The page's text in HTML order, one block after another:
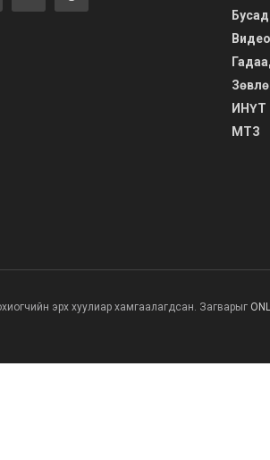
Бусад
ИНҮТ
МТЗ
эрх хуулиар хамгаалагдсан. Загварыг